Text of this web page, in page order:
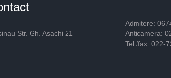
Str. Gh. Asachi 21
Admitere:
Anticamera:
Tel./fax: 022-